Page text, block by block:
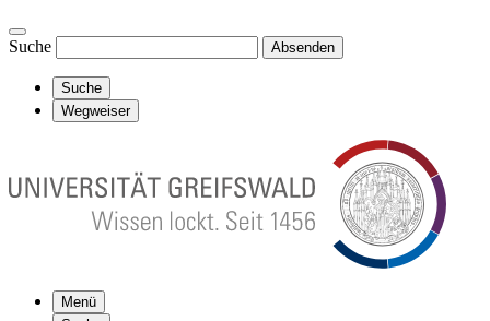
Suche Absenden
Suche
Wegweiser
Menü